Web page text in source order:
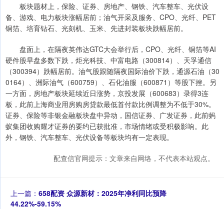
板块题材上，保险、证券、房地产、钢铁、汽车整车、光伏设
备、游戏、电力板块涨幅居前；油气开采及服务、CPO、光纤、PET
铜箔、培育钻石、光刻机、玉米、先进封装板块跌幅居前。
盘面上，在隔夜英伟达GTC大会举行后，CPO、光纤、铜箔等AI
硬件股早盘多数下跌，炬光科技、中富电路（300814）、天孚通信
（300394）跌幅居前。油气股跟随隔夜国际油价下跌，通源石油（30
0164）、洲际油气（600759）、石化油服（600871）等股下挫。另
一方面，房地产板块延续近日涨势，京投发展（600683）录得3连
板，此前上海商业用房购房贷款最低首付款比例调整为不低于30%。
证券、保险等非银金融板块盘中异动，国信证券、广发证券，此前蚂
蚁集团收购耀才证券的要约已获批准，市场情绪或受积极影响。此
外，钢铁、汽车整车、光伏设备等板块均有一定表现。
配查信官网提示：文章来自网络，不代表本站观点。
上一篇： 658配资 众源新材：2025年净利同比预降
44.22%-59.15%